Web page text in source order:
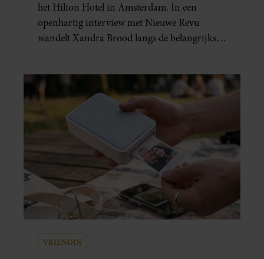
het Hilton Hotel in Amsterdam. In een
openhartig interview met Nieuwe Revu
wandelt Xandra Brood langs de belangrijkste
Leidsedwarsstraat roept een stortvloed aan
herinneringen op. Daar begon hun leven
samen en werd dochter Lola geboren.
VRIENDIN